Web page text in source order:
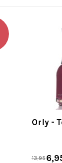
Orly -
13,95